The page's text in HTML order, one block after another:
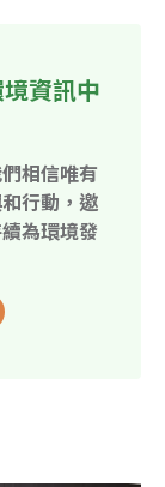
資訊中
相信唯有
行動，邀
為環境發